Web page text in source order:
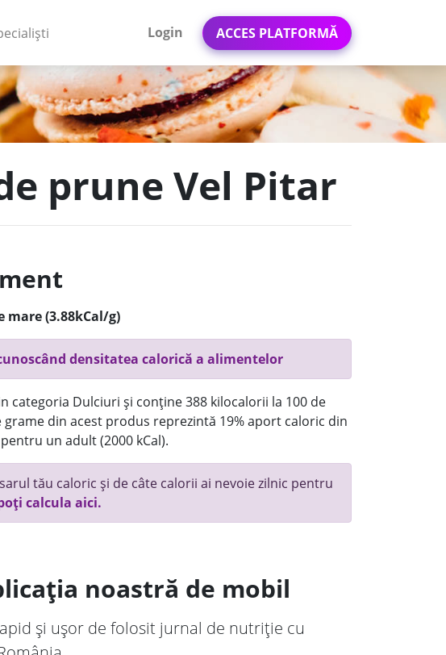
Login ACCES PLATFORMĂ
prune Vel Pitar
mare (3.88kCal/g)
densitatea calorică a alimentelor
categoria Dulciuri și conține 388 kilocalorii la 100 de
grame din acest produs reprezintă 19% aport caloric din
un adult (2000 kCal).
tău caloric și de câte calorii ai nevoie zilnic pentru
calcula aici.
noastră de mobil
și ușor de folosit jurnal de nutriție cu